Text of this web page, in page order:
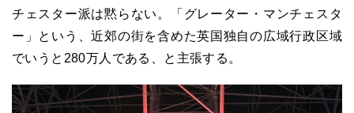
チェスター派は黙らない。「グレーター・マンチェスタ
ー」という、近郊の街を含めた英国独自の広域行政区域
でいうと280万人である、と主張する。